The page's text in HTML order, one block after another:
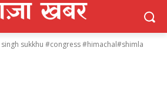
sukkhu #congress #himachal#shimla